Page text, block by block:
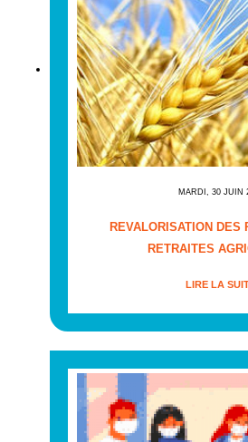
MARDI, 30 JUIN
REVALORISATION DES
RETRAITES
LIRE LA